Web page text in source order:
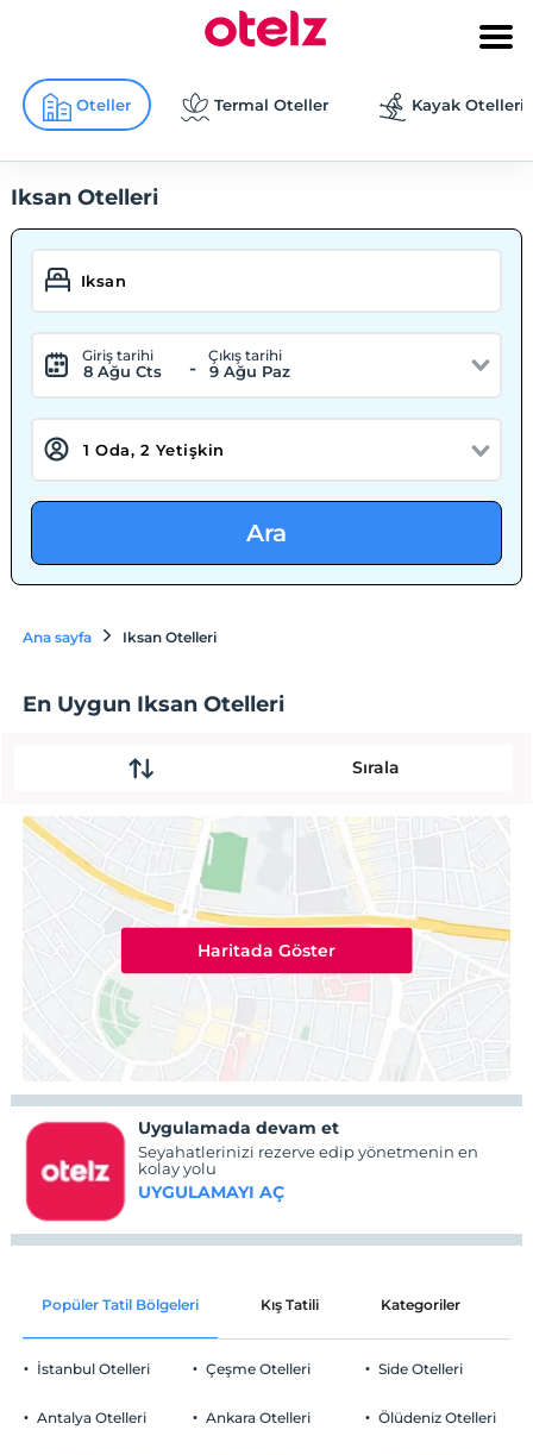
Oteller Termal Oteller Kayak Otelleri
Iksan Otelleri
Giriş tarihi
8 Ağu Cts -
Çıkış tarihi
9 Ağu Paz
Ara
Ana sayfa Iksan Otelleri
En Uygun Iksan Otelleri
Sırala
Haritada Göster
Uygulamada devam et
Seyahatlerinizi rezerve edip yönetmenin en
kolay yolu
UYGULAMAYI AÇ
Popüler Tatil Bölgeleri Kış Tatili Kategoriler
İstanbul Otelleri
Antalya Otelleri
Çeşme Otelleri
Ankara Otelleri
Side Otelleri
Ölüdeniz Otelleri